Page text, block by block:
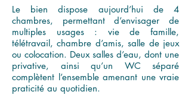
Le bien dispose aujourd’hui de 4
chambres, permettant d’envisager de
multiples usages : vie de famille,
télétravail, chambre d’amis, salle de jeux
ou colocation. Deux salles d’eau, dont une
privative, ainsi qu’un WC séparé
complètent l’ensemble amenant une vraie
praticité au quotidien.